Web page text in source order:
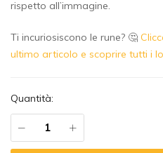
rispetto all’immagine.
Ti incuriosiscono le rune? 🤔
ultimo articolo e scoprire tutti i
Quantità: